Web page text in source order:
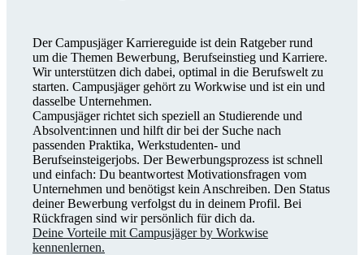
Der Campusjäger Karriereguide ist dein Ratgeber rund
um die Themen Bewerbung, Berufseinstieg und Karriere.
Wir unterstützen dich dabei, optimal in die Berufswelt zu
starten. Campusjäger gehört zu Workwise und ist ein und
dasselbe Unternehmen.
Campusjäger richtet sich speziell an Studierende und
Absolvent:innen und hilft dir bei der Suche nach
passenden Praktika, Werkstudenten- und
Berufseinsteigerjobs. Der Bewerbungsprozess ist schnell
und einfach: Du beantwortest Motivationsfragen vom
Unternehmen und benötigst kein Anschreiben. Den Status
deiner Bewerbung verfolgst du in deinem Profil. Bei
Rückfragen sind wir persönlich für dich da.
Deine Vorteile mit Campusjäger by Workwise
kennenlernen.